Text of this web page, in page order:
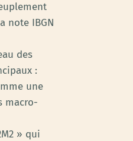
note IBGN
des
:
une
macro-
» qui